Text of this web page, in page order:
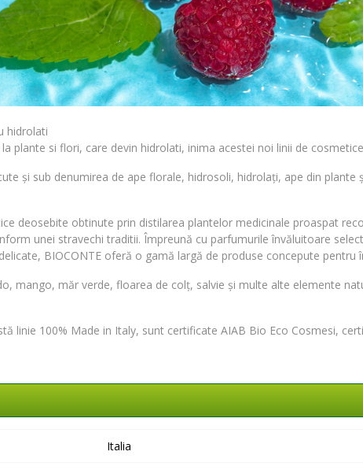
hidrolati
plante si flori, care devin hidrolati, inima acestei noi linii de
și sub denumirea de ape florale, hidrosoli, hidrolați, ape din plante
deosebite obtinute prin distilarea plantelor medicinale proaspat
unei stravechi traditii. Împreună cu parfumurile învăluitoare
BIOCONTE oferă o gamă largă de produse concepute pentru
mango, măr verde, floarea de colț, salvie și multe alte elemente
linie 100% Made in Italy, sunt certificate AIAB Bio Eco Cosmesi,
Italia